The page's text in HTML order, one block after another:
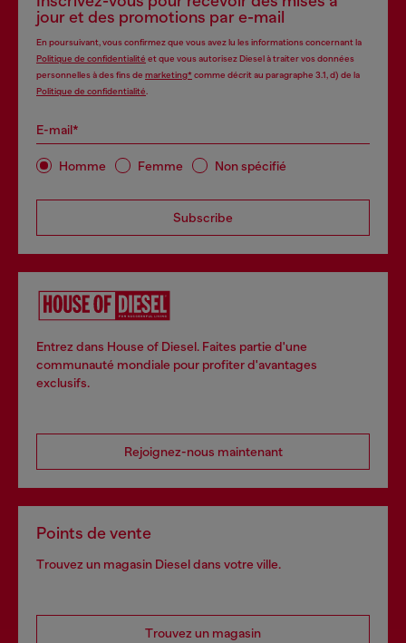
jour et des promotions par e-mail
En poursuivant, vous confirmez que vous avez lu les informations concernant la
Politique de confidentialité et que vous autorisez Diesel à traiter vos données
personnelles à des fins de marketing*comme décrit au paragraphe 3.1, d) de la
Politique de confidentialité.
E-mail*
Homme Femme Non spécifié
Subscribe
Entrez dans House of Diesel. Faites partie d'une
communauté mondiale pour profiter d'avantages
exclusifs.
Rejoignez-nous maintenant
Points de vente
Trouvez un magasin Diesel dans votre ville.
Trouvez un magasin